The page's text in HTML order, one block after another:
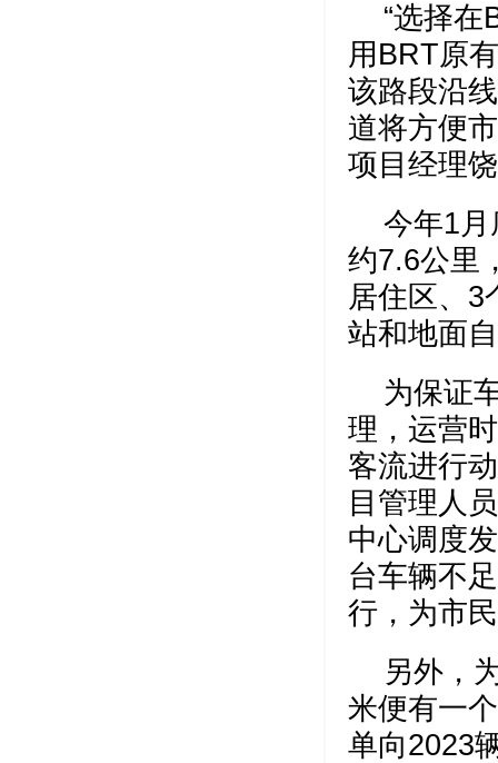
“选择
用BRT原
该路段沿
道将方便
项目经理
今年1
约7.6公里
居住区、3
站和地面
为保证
理，运营
客流进行
目管理人
中心调度
台车辆不
行，为市
另外，
米便有一
单向2023